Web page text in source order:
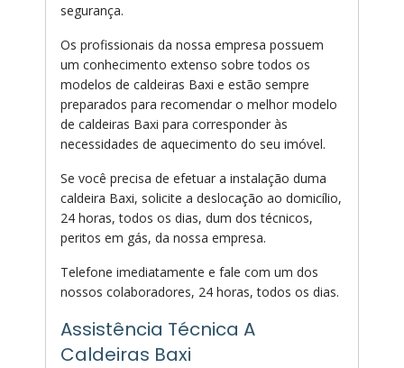
segurança.
Os profissionais da nossa empresa possuem
um conhecimento extenso sobre todos os
modelos de caldeiras Baxi e estão sempre
preparados para recomendar o melhor modelo
de caldeiras Baxi para corresponder às
necessidades de aquecimento do seu imóvel.
Se você precisa de efetuar a instalação duma
caldeira Baxi, solicite a deslocação ao domicílio,
24 horas, todos os dias, dum dos técnicos,
peritos em gás, da nossa empresa.
Telefone imediatamente e fale com um dos
nossos colaboradores, 24 horas, todos os dias.
Assistência Técnica A
Caldeiras Baxi